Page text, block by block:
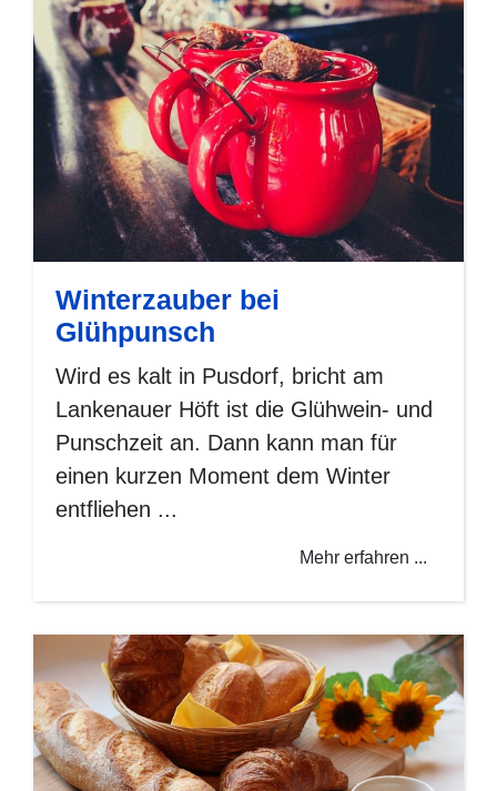
Winterzauber bei
Glühpunsch
Wird es kalt in Pusdorf, bricht am
Lankenauer Höft ist die Glühwein- und
Punschzeit an. Dann kann man für
einen kurzen Moment dem Winter
entfliehen ...
Mehr erfahren ...